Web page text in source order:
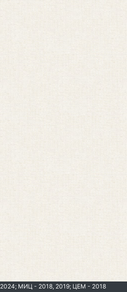
МИЦ - 2018, 2019; ЦЕМ - 2018